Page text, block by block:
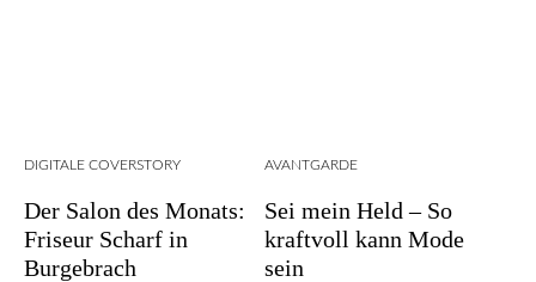
DIGITALE COVERSTORY
Der Salon des Monats:
Friseur Scharf in
Burgebrach
AVANTGARDE
Sei mein Held – So
kraftvoll kann Mode
sein